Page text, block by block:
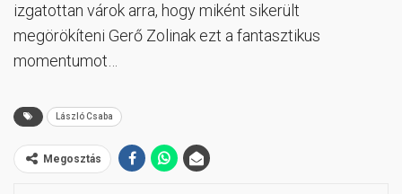
izgatottan várok arra, hogy miként sikerült
megörökíteni Gerő Zolinak ezt a fantasztikus
momentumot…
László Csaba
Megosztás